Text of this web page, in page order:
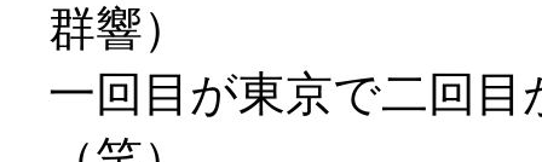
群響）
一回目が東京で二回